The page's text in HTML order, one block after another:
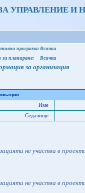
УПРАВЛЕНИЕ И
програма: Всички
за планиране:
Всички
за организация
Име
Седалище
не участва в
не участва в